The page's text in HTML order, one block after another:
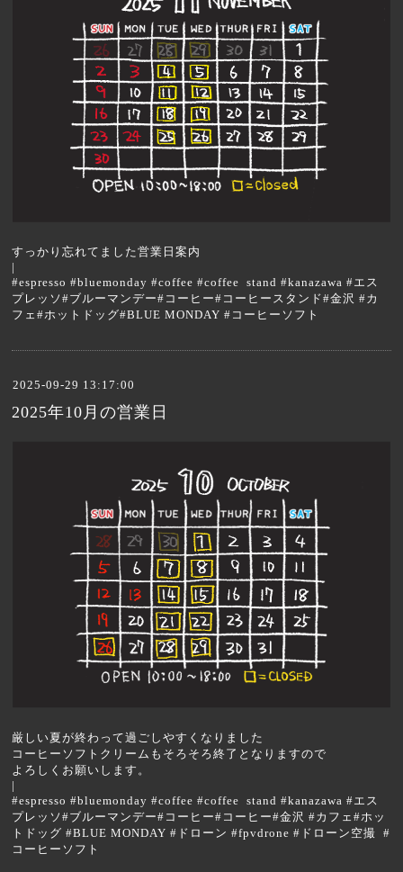
すっかり忘れてました営業日案内
|
#espresso #bluemonday #coffee #coffee stand #kanazawa #エス
プレッソ#ブルーマンデー#コーヒー#コーヒースタンド#金沢 #カ
フェ#ホットドッグ#BLUE MONDAY #コーヒーソフト
2025-09-29 13:17:00
2025年10月の営業日
厳しい夏が終わって過ごしやすくなりました
コーヒーソフトクリームもそろそろ終了となりますので
よろしくお願いします。
|
#espresso #bluemonday #coffee #coffee stand #kanazawa #エス
プレッソ#ブルーマンデー#コーヒー#コーヒー#金沢 #カフェ#ホッ
トドッグ #BLUE MONDAY #ドローン #fpvdrone #ドローン空撮 #
コーヒーソフト